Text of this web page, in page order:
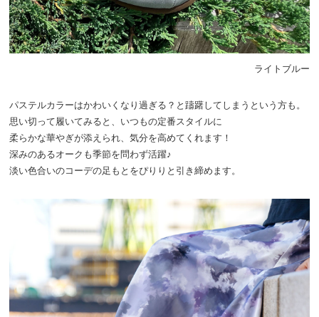
ライトブルー
パステルカラーはかわいくなり過ぎる？と躊躇してしまうという方も。
思い切って履いてみると、いつもの定番スタイルに
柔らかな華やぎが添えられ、気分を高めてくれます！
深みのあるオークも季節を問わず活躍♪
淡い色合いのコーデの足もとをぴりりと引き締めます。